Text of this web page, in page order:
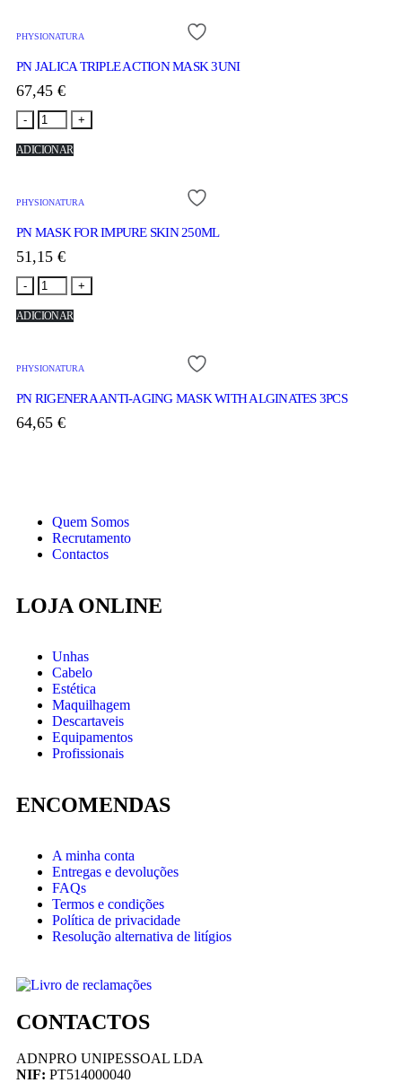
PHYSIONATURA
PN JALICA TRIPLE ACTION MASK 3UNI
67,45 €
- +
ADICIONAR
PHYSIONATURA
PN MASK FOR IMPURE SKIN 250ML
51,15 €
- +
ADICIONAR
PHYSIONATURA
PN RIGENERA ANTI-AGING MASK WITH ALGINATES 3PCS
64,65 €
Quem Somos
Recrutamento
Contactos
LOJA ONLINE
Unhas
Cabelo
Estética
Maquilhagem
Descartaveis
Equipamentos
Profissionais
ENCOMENDAS
A minha conta
Entregas e devoluções
FAQs
Termos e condições
Política de privacidade
Resolução alternativa de litígios
CONTACTOS
ADNPRO UNIPESSOAL LDA
NIF: PT514000040